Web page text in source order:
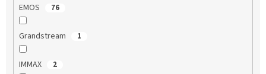
EMOS 76
Grandstream 1
IMMAX 2